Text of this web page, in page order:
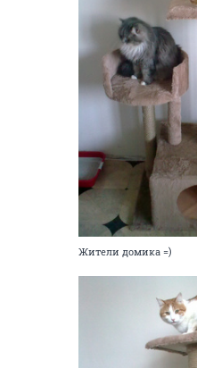
Жители домика =)